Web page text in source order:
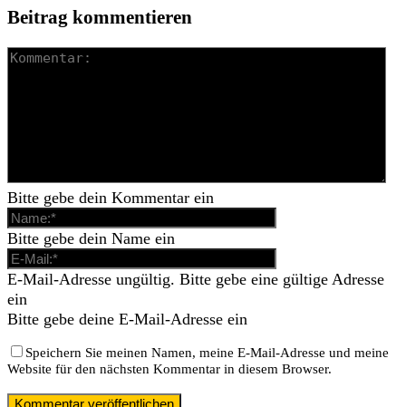
Beitrag kommentieren
Bitte gebe dein Kommentar ein
Bitte gebe dein Name ein
E-Mail-Adresse ungültig. Bitte gebe eine gültige Adresse
ein
Bitte gebe deine E-Mail-Adresse ein
Speichern Sie meinen Namen, meine E-Mail-Adresse und meine
Website für den nächsten Kommentar in diesem Browser.